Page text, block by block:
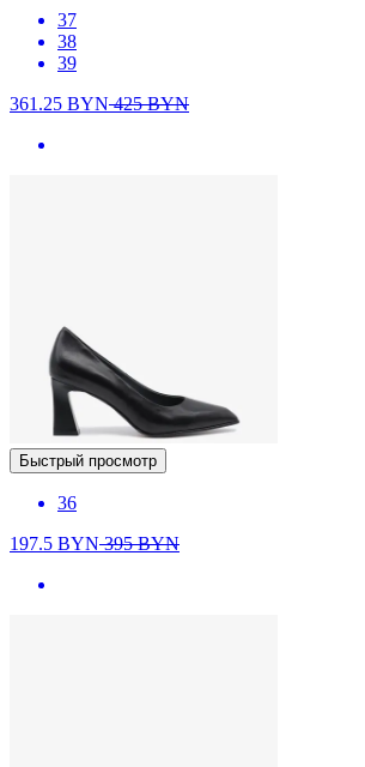
37
38
39
361.25 BYN425BYN
Быстрый просмотр
36
197.5 BYN395BYN